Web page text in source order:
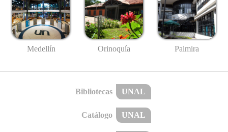
Medellín Orinoquía Palmira
Bibliotecas UNAL
Catálogo UNAL